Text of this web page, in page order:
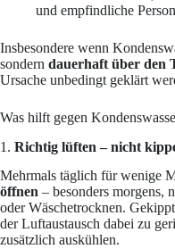
und empfindliche
Insbesondere wenn
sondern dauerhaft über den
Ursache unbedingt geklärt
Was hilft gegen
1. Richtig lüften – nicht
Mehrmals täglich für wenige
öffnen – besonders morgens,
oder Wäschetrocknen.
der Luftaustausch dabei zu
zusätzlich auskühlen.